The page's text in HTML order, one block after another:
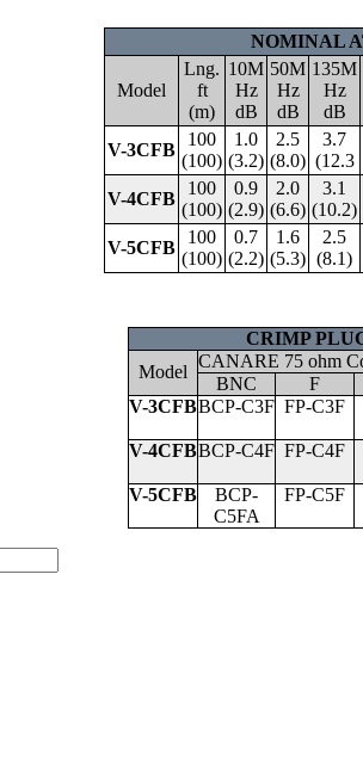
NOMINAL
Model
Lng.
ft
(m)
10M
Hz
dB
50M
Hz
dB
135M
Hz
dB
V-3CFB
100
(100)
1.0
(3.2)
2.5
(8.0)
3.7
(12.3
V-4CFB
100
(100)
0.9
(2.9)
2.0
(6.6)
3.1
(10.2)
V-5CFB
100
(100)
0.7
(2.2)
1.6
(5.3)
2.5
(8.1)
CRIMP
Model
CANARE 75 ohm
BNC
F
V-3CFBBCP-C3F FP-C3F
V-4CFBBCP-C4F FP-C4F
V-5CFB
BCP-
C5FA
FP-C5F